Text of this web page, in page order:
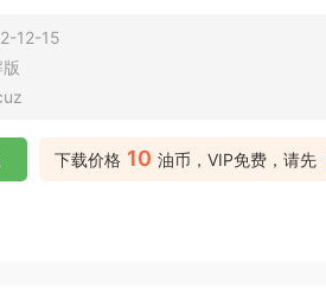
12-15
下载价格 10 油币，VIP免费，请先